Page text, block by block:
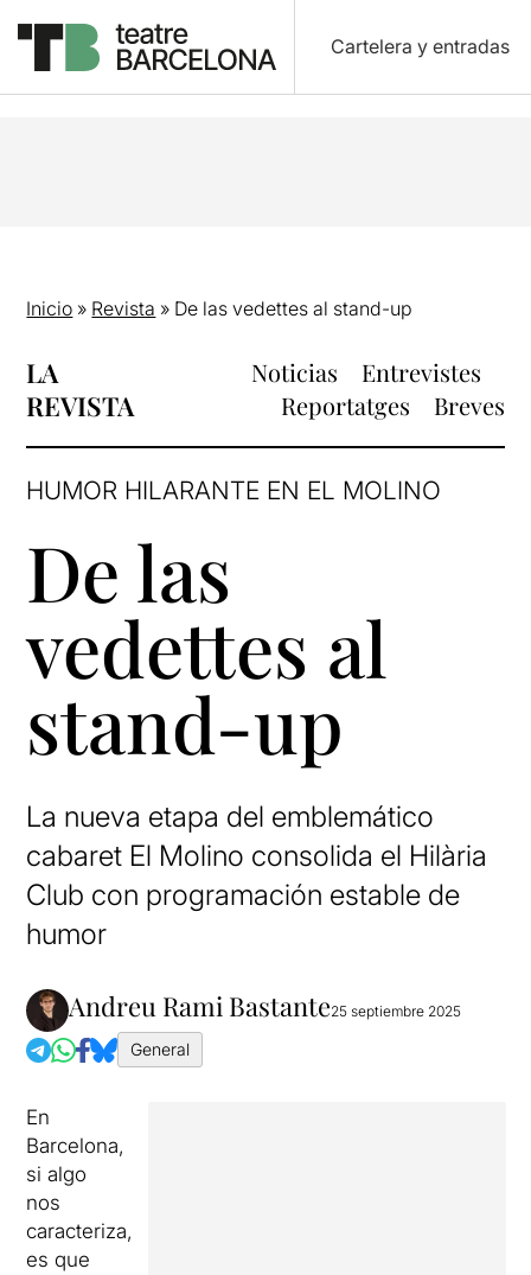
Cartelera y entradas
Inicio » Revista » De las vedettes al stand-up
LA
REVISTA
Noticias
Entrevistes
Reportatges
Breves
HUMOR HILARANTE EN EL MOLINO
De las
vedettes al
stand-up
La nueva etapa del emblemático
cabaret El Molino consolida el Hilària
Club con programación estable de
humor
Andreu Rami Bastante25 septiembre 2025
General
En
Barcelona,
si algo
nos
caracteriza,
es que